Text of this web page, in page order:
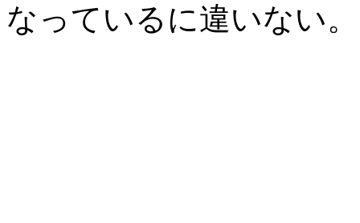
なっているに違いない。